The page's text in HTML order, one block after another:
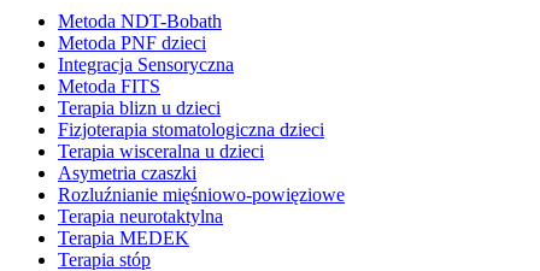
Metoda NDT-Bobath
Metoda PNF dzieci
Integracja Sensoryczna
Metoda FITS
Terapia blizn u dzieci
Fizjoterapia stomatologiczna dzieci
Terapia wisceralna u dzieci
Asymetria czaszki
Rozluźnianie mięśniowo-powięziowe
Terapia neurotaktylna
Terapia MEDEK
Terapia stóp